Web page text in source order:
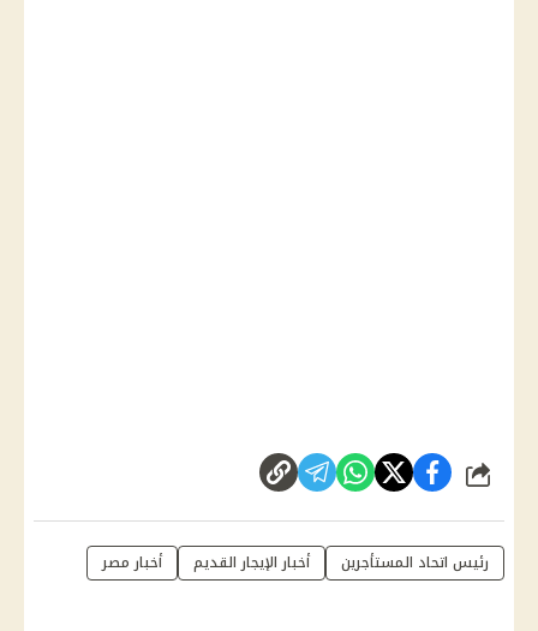
شارك
رئيس اتحاد المستأجرين أخبار الإيجار القديم أخبار مصر